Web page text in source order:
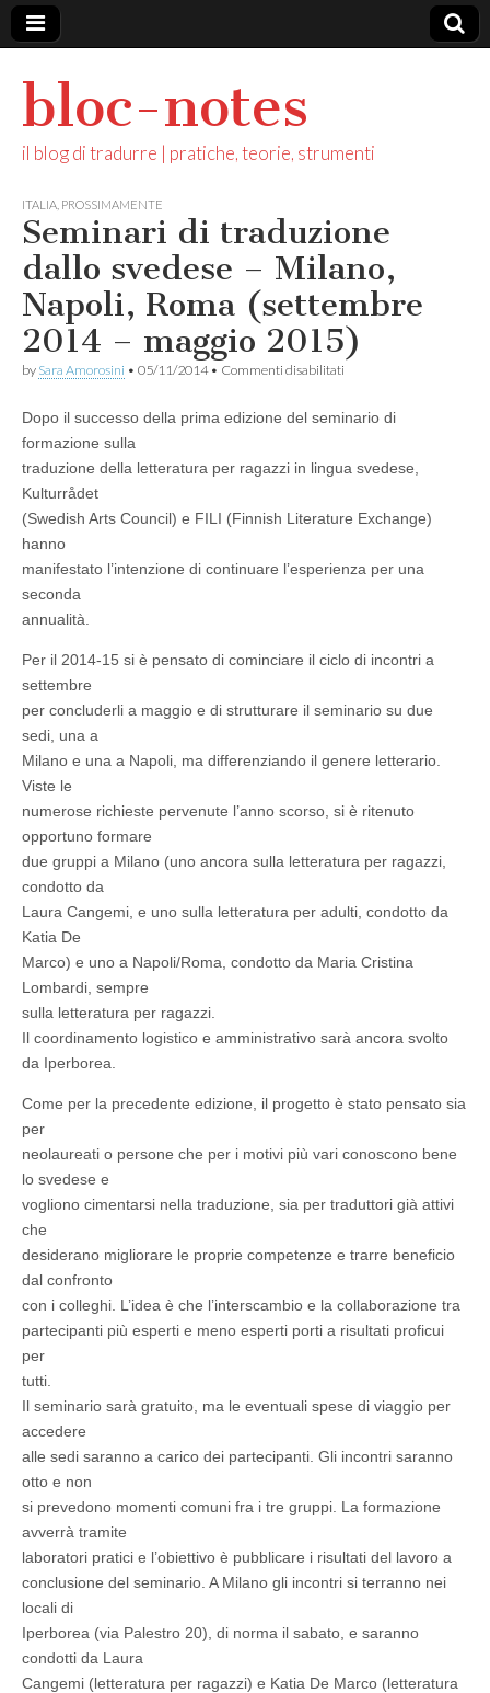
bloc-notes
il blog di tradurre | pratiche, teorie, strumenti
ITALIA PROSSIMAMENTE
Seminari di traduzione
dallo svedese – Milano,
Napoli, Roma (settembre
2014 – maggio 2015)
by Sara Amorosini • 05/11/2014• Commenti disabilitati
traduzione
–
Napoli,
Roma
–
Dopo il successo della prima edizione del seminario di
formazione sulla
traduzione della letteratura per ragazzi in lingua svedese,
Kulturrådet
(Swedish Arts Council) e FILI (Finnish Literature Exchange)
hanno
manifestato l’intenzione di continuare l’esperienza per una
seconda
annualità.
Per il 2014-15 si è pensato di cominciare il ciclo di incontri a
settembre
per concluderli a maggio e di strutturare il seminario su due
sedi, una a
Milano e una a Napoli, ma differenziando il genere letterario.
Viste le
numerose richieste pervenute l’anno scorso, si è ritenuto
opportuno formare
due gruppi a Milano (uno ancora sulla letteratura per ragazzi,
condotto da
Laura Cangemi, e uno sulla letteratura per adulti, condotto da
Katia De
Marco) e uno a Napoli/Roma, condotto da Maria Cristina
Lombardi, sempre
sulla letteratura per ragazzi.
Il coordinamento logistico e amministrativo sarà ancora svolto
da Iperborea.
Come per la precedente edizione, il progetto è stato pensato sia
per
neolaureati o persone che per i motivi più vari conoscono bene
lo svedese e
vogliono cimentarsi nella traduzione, sia per traduttori già attivi
che
desiderano migliorare le proprie competenze e trarre beneficio
dal confronto
con i colleghi. L’idea è che l’interscambio e la collaborazione tra
partecipanti più esperti e meno esperti porti a risultati proficui
per
tutti.
Il seminario sarà gratuito, ma le eventuali spese di viaggio per
accedere
alle sedi saranno a carico dei partecipanti. Gli incontri saranno
otto e non
si prevedono momenti comuni fra i tre gruppi. La formazione
avverrà tramite
laboratori pratici e l’obiettivo è pubblicare i risultati del lavoro a
conclusione del seminario. A Milano gli incontri si terranno nei
locali di
Iperborea (via Palestro 20), di norma il sabato, e saranno
condotti da Laura
Cangemi (letteratura per ragazzi) e Katia De Marco (letteratura